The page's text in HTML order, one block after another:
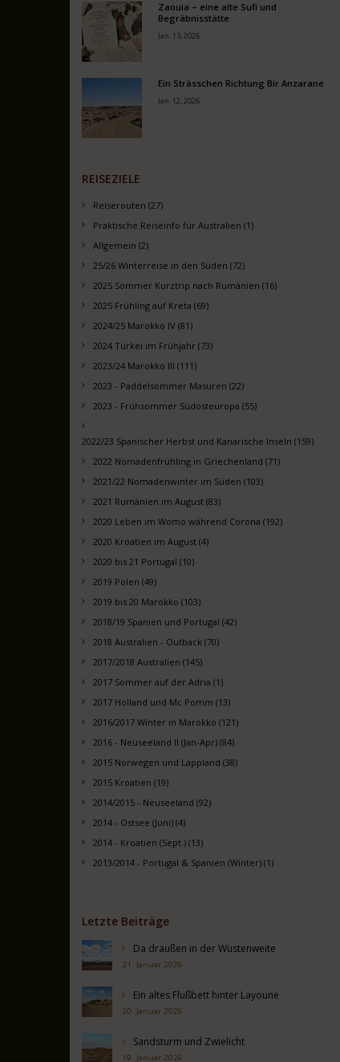
Zaouia – eine alte Sufi und
Begräbnisstätte
Jan. 13, 2026
Ein Strässchen Richtung Bir Anzarane
Jan. 12, 2026
REISEZIELE
Reiserouten (27)
Praktische Reiseinfo für Australien (1)
Allgemein (2)
25/26 Winterreise in den Süden (72)
2025 Sommer Kurztrip nach Rumänien (16)
2025 Frühling auf Kreta (69)
2024/25 Marokko IV (81)
2024 Türkei im Frühjahr (73)
2023/24 Marokko III (111)
2023 - Paddelsommer Masuren (22)
2023 - Frühsommer Südosteuropa (55)
2022/23 Spanischer Herbst und Kanarische Inseln (159)
2022 Nomadenfrühling in Griechenland (71)
2021/22 Nomadenwinter im Süden (103)
2021 Rumänien im August (83)
2020 Leben im Womo während Corona (192)
2020 Kroatien im August (4)
2020 bis 21 Portugal (10)
2019 Polen (49)
2019 bis 20 Marokko (103)
2018/19 Spanien und Portugal (42)
2018 Australien - Outback (70)
2017/2018 Australien (145)
2017 Sommer auf der Adria (1)
2017 Holland und Mc Pomm (13)
2016/2017 Winter in Marokko (121)
2016 - Neuseeland II (Jan-Apr) (84)
2015 Norwegen und Lappland (38)
2015 Kroatien (19)
2014/2015 - Neuseeland (92)
2014 - Ostsee (Juni) (4)
2014 - Kroatien (Sept.) (13)
2013/2014 - Portugal & Spanien (Winter) (1)
Letzte Beiträge
Da draußen in der Wüstenweite
21. Januar 2026
Ein altes Flußbett hinter Layoune
20. Januar 2026
Sandsturm und Zwielicht
19. Januar 2026